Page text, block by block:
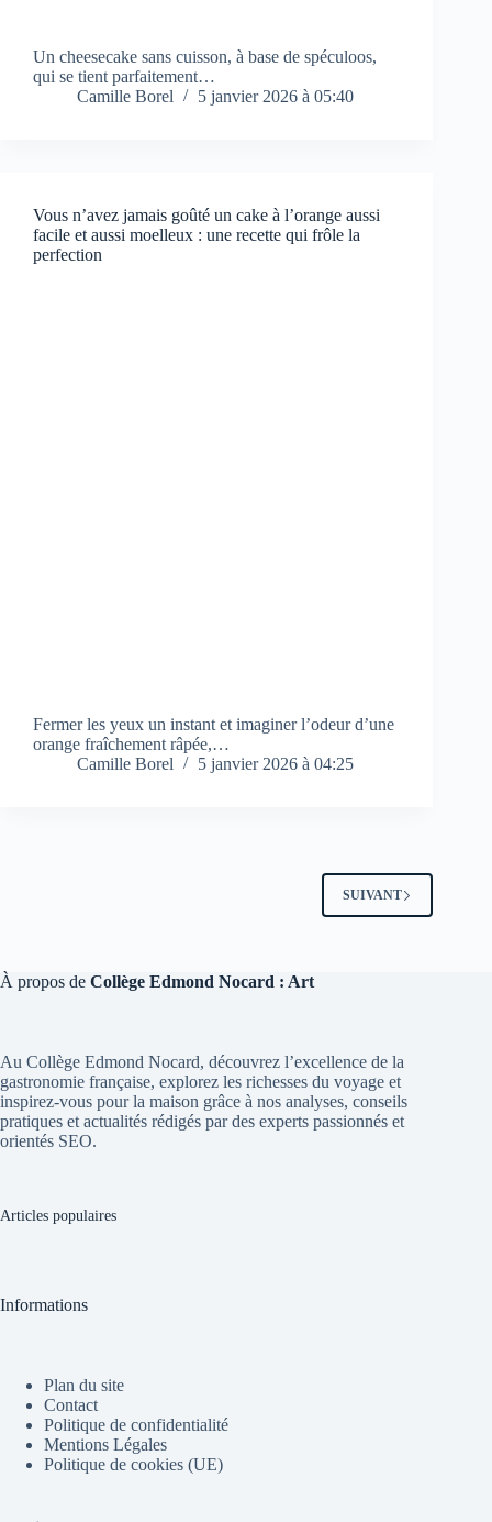
Un cheesecake sans cuisson, à base de spéculoos,
qui se tient parfaitement…
Camille Borel
5 janvier 2026 à 05:40
Vous n’avez jamais goûté un cake à l’orange aussi
facile et aussi moelleux : une recette qui frôle la
perfection
Fermer les yeux un instant et imaginer l’odeur d’une
orange fraîchement râpée,…
Camille Borel
5 janvier 2026 à 04:25
SUIVANT
À propos de Collège Edmond Nocard : Art
Au Collège Edmond Nocard, découvrez l’excellence de la
gastronomie française, explorez les richesses du voyage et
inspirez-vous pour la maison grâce à nos analyses, conseils
pratiques et actualités rédigés par des experts passionnés et
orientés SEO.
Articles populaires
Informations
Plan du site
Contact
Politique de confidentialité
Mentions Légales
Politique de cookies (UE)